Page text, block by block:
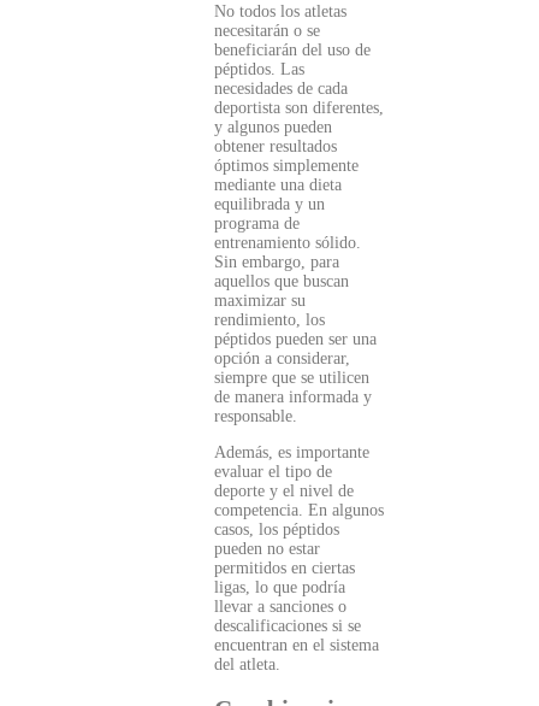
No todos los atletas
necesitarán o se
beneficiarán del uso de
péptidos. Las
necesidades de cada
deportista son diferentes,
y algunos pueden
obtener resultados
óptimos simplemente
mediante una dieta
equilibrada y un
programa de
entrenamiento sólido.
Sin embargo, para
aquellos que buscan
maximizar su
rendimiento, los
péptidos pueden ser una
opción a considerar,
siempre que se utilicen
de manera informada y
responsable.
Además, es importante
evaluar el tipo de
deporte y el nivel de
competencia. En algunos
casos, los péptidos
pueden no estar
permitidos en ciertas
ligas, lo que podría
llevar a sanciones o
descalificaciones si se
encuentran en el sistema
del atleta.